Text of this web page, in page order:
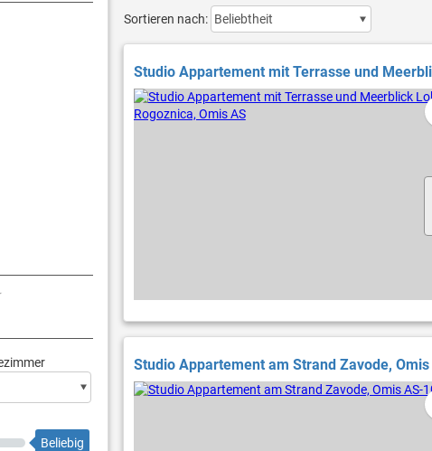
Beliebig
Sortieren nach:
Studio Appartement mit Terrasse und
Studio Appartement am Strand Zavode,